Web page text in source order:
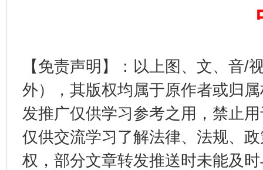
【免责声明】：以上图、文、音/
外），其版权均属于原作者或归
发推广仅供学习参考之用，禁止
仅供交流学习了解法律、法规、
权，部分文章转发推送时未能及
东山县通报“牛蛙产品抗生素超标问题” 法